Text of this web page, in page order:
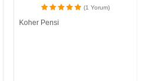
(1 Yorum)
Koher Pensi